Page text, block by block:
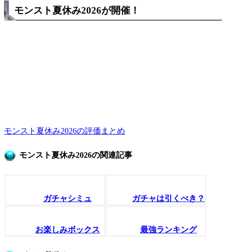
モンスト夏休み2026が開催！
モンスト夏休み2026の評価まとめ
モンスト夏休み2026の関連記事
ガチャシミュ ガチャは引くべき？
お楽しみボックス 最強ランキング